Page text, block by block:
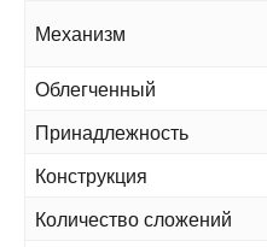
Механизм
Облегченный
Принадлежность
Конструкция
Количество сложений